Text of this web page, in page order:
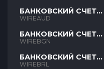
БАНКОВСКИЙ СЧЕТ
AUD
WIREAUD
БАНКОВСКИЙ СЧЕТ
BGN
WIREBGN
БАНКОВСКИЙ СЧЕТ
BRL
WIREBRL